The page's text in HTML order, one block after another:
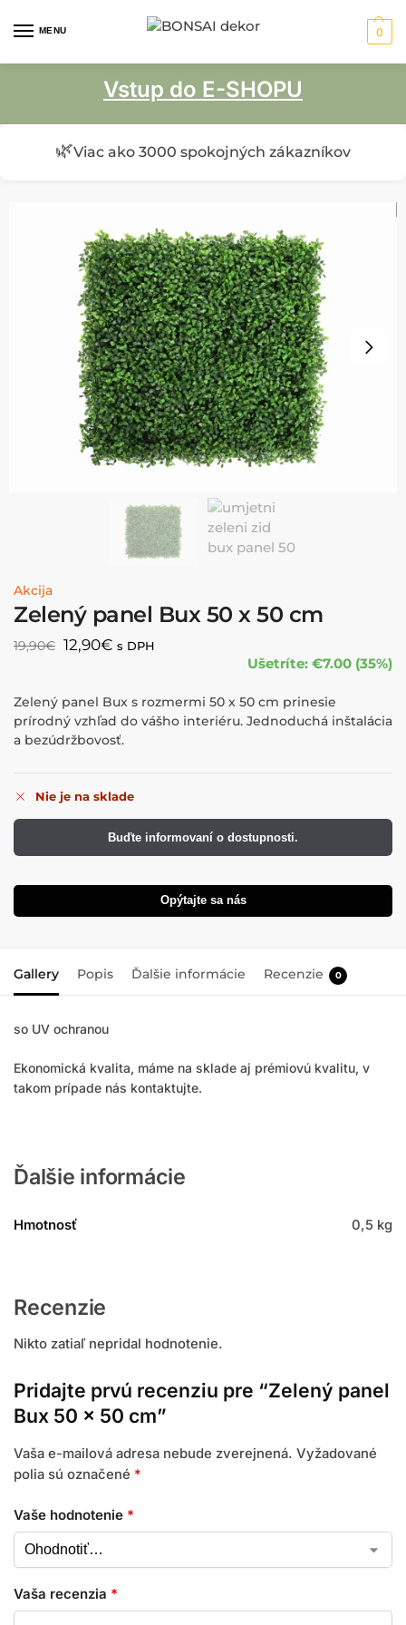
MENU 0
Vstup do E-SHOPU
🌿Viac ako 3000 spokojných zákazníkov
Akcija
Zelený panel Bux 50 x 50 cm
19,90€ 12,90€ s DPH
Ušetríte: €7.00 (35%)
Zelený panel Bux s rozmermi 50 x 50 cm prinesie
prírodný vzhľad do vášho interiéru. Jednoduchá inštalácia
a bezúdržbovosť.
Nie je na sklade
Buďte informovaní o dostupnosti.
Opýtajte sa nás
Gallery Popis Ďalšie informácie Recenzie 0
so UV ochranou
Ekonomická kvalita, máme na sklade aj prémiovú kvalitu, v
takom prípade nás kontaktujte.
Ďalšie informácie
Hmotnosť 0,5 kg
Recenzie
Nikto zatiaľ nepridal hodnotenie.
Pridajte prvú recenziu pre “Zelený panel
Bux 50 x 50 cm”
Vaša e-mailová adresa nebude zverejnená. Vyžadované
polia sú označené *
Vaše hodnotenie *
Vaša recenzia *